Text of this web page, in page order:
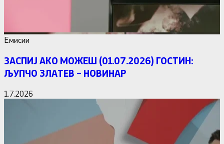
Емисии
ЗАСПИЈ АКО МОЖЕШ (01.07.2026) ГОСТИН:
ЉУПЧО ЗЛАТЕВ – НОВИНАР
1.7.2026